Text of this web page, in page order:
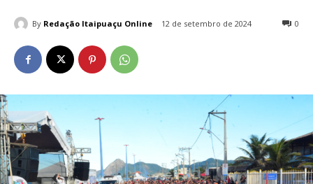
By Redação Itaipuaçu Online 12 de setembro de 2024 0